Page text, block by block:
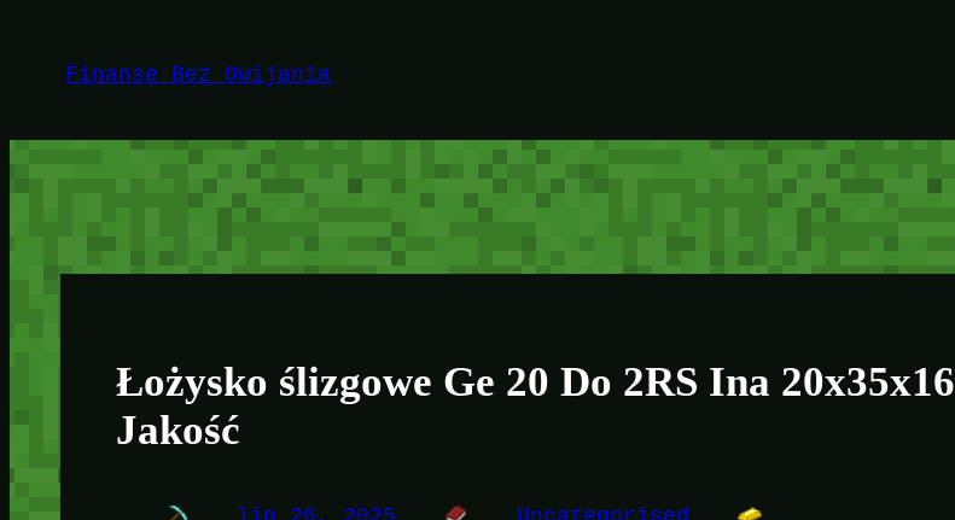
treściFinanse Bez Owijania
Łożysko ślizgowe Ge 20 Do 2RS Ina 20x35x16
Jakość